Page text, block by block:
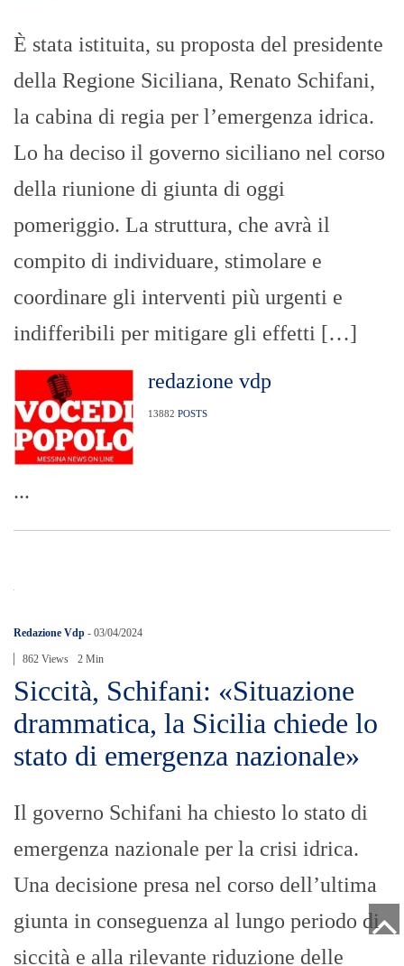
È stata istituita, su proposta del presidente
della Regione Siciliana, Renato Schifani,
la cabina di regia per l’emergenza idrica.
Lo ha deciso il governo siciliano nel corso
della riunione di giunta di oggi
pomeriggio. La struttura, che avrà il
compito di individuare, stimolare e
coordinare gli interventi più urgenti e
indifferibili per mitigare gli effetti […]
redazione vdp
13882 POSTS
...
Redazione Vdp - 03/04/2024
862 Views 2 Min
Siccità, Schifani: «Situazione
drammatica, la Sicilia chiede lo
stato di emergenza nazionale»
Il governo Schifani ha chiesto lo stato di
emergenza nazionale per la crisi idrica.
Una decisione presa nel corso dell’ultima
giunta in conseguenza al lungo periodo di